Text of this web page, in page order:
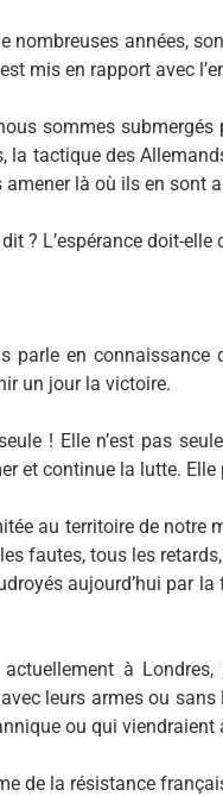
nombreuses années,
mis en rapport avec
sommes
la tactique des
là où ils en sont
? L’espérance doit-
parle en
un jour la victoire.
! Elle n’est pas
et continue la lutte. Elle
au territoire de notre
fautes, tous les
aujourd’hui par
à
leurs armes ou
ou qui viendraient
de la résistance